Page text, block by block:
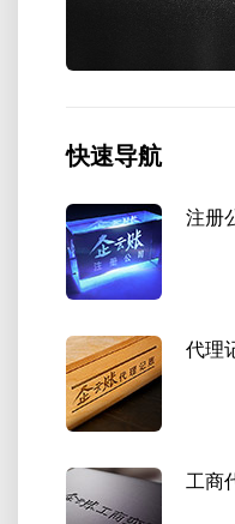
快速导航
注册
代理
工商